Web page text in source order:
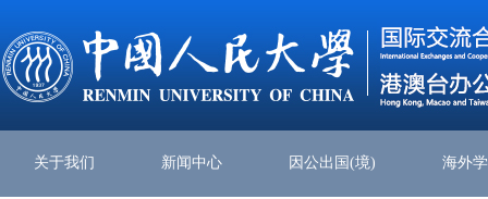
关于我们 新闻中心 因公出国(境) 海外